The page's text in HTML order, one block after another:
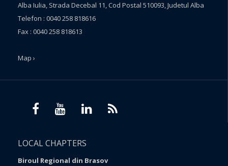
Alba Iulia, Strada Decebal 11, Cod Postal 510093, Judetul Alba
Telefon : 0040 258 818616
Fax : 0040 258 818613
Map ›
LOCAL CHAPTERS
Biroul Regional din Brasov